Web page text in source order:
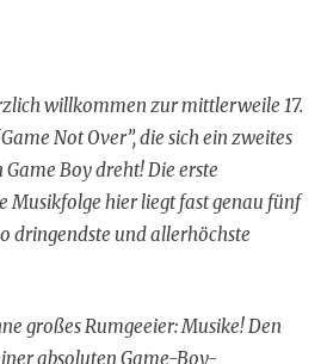
willkommen zur mittlerweile 17.
Not Over”, die sich ein zweites
Boy dreht! Die erste
Musikfolge hier liegt fast genau fünf
dringendste und allerhöchste
großes Rumgeeier: Musike! Den
absoluten Game-Boy-